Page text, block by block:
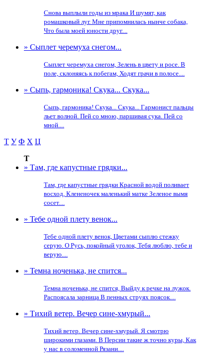
Снова выплыли годы из мрака И шумят, как
ромашковый луг. Мне припомнилась нынче собака,
Что была моей юности друг....
» Сыплет черемуха снегом...
Сыплет черемуха снегом, Зелень в цвету и росе. В
поле, склоняясь к побегам, Ходят грачи в полосе....
» Сыпь, гармоника! Скука... Скука...
Сыпь, гармоника! Скука... Скука... Гармонист пальцы
льет волной. Пей со мною, паршивая сука. Пей со
мной....
Т У Ф Х Ц
Т
» Там, где капустные грядки...
Там, где капустные грядки Красной водой поливает
восход, Клененочек маленький матке Зеленое вымя
сосет....
» Тебе одной плету венок...
Тебе одной плету венок, Цветами сыплю стежку
серую. О Русь, покойный уголок, Тебя люблю, тебе и
верую....
» Темна ноченька, не спится...
Темна ноченька, не спится, Выйду к речке на лужок.
Распоясала зарница В пенных струях поясок....
» Тихий ветер. Вечер сине-хмурый...
Тихий ветер. Вечер сине-хмурый. Я смотрю
широкими глазами. В Персии такие ж точно куры, Как
у нас в соломенной Рязани....